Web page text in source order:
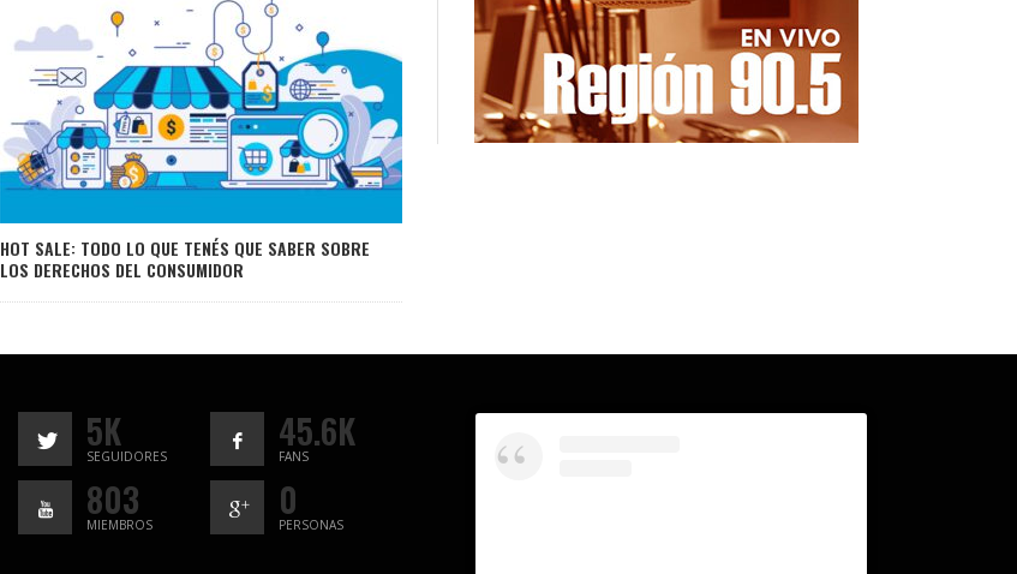
HOT SALE: TODO LO QUE TENÉS QUE SABER SOBRE
LOS DERECHOS DEL CONSUMIDOR
5K
SEGUIDORES
45.6K
FANS
803
MIEMBROS
0
PERSONAS